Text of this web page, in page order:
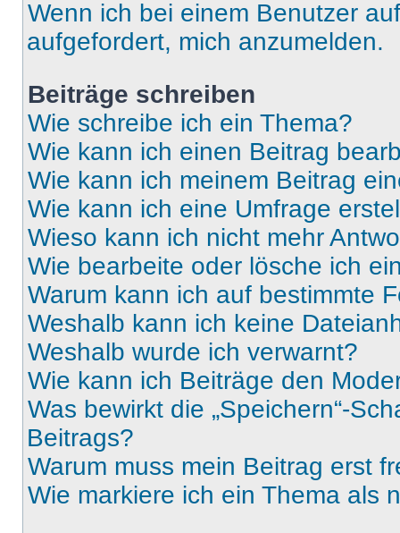
Wenn ich bei einem Benutzer
aufgefordert, mich anzumelden.
Beiträge schreiben
Wie schreibe ich ein Thema?
Wie kann ich einen Beitrag
Wie kann ich meinem Beitrag
Wie kann ich eine Umfrage
Wieso kann ich nicht mehr
Wie bearbeite oder lösche ich
Warum kann ich auf bestimmte
Weshalb kann ich keine
Weshalb wurde ich verwarnt?
Wie kann ich Beiträge den
Was bewirkt die „Speichern“-
Beitrags?
Warum muss mein Beitrag erst
Wie markiere ich ein Thema als